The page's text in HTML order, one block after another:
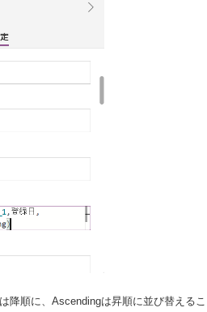
降順に、Ascendingは昇順に並び替えるこ